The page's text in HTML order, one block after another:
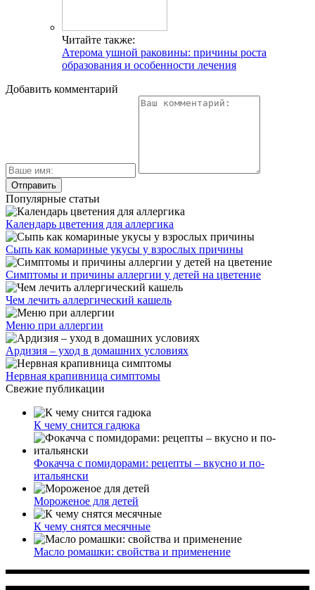
Читайте также:
Атерома ушной раковины: причины роста
образования и особенности лечения
Добавить комментарий
Популярные статьи
Календарь цветения для аллергика
Сыпь как комариные укусы у взрослых причины
Симптомы и причины аллергии у детей на цветение
Чем лечить аллергический кашель
Меню при аллергии
Ардизия – уход в домашних условиях
Нервная крапивница симптомы
Свежие публикации
К чему снится гадюка
Фокачча с помидорами: рецепты – вкусно и по-
итальянски
Мороженое для детей
К чему снятся месячные
Масло ромашки: свойства и применение